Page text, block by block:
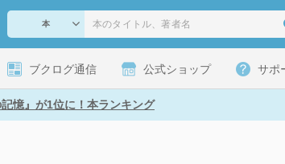
ブクログ通信 公式ショップ サポ
記憶』が1位に！本ランキング